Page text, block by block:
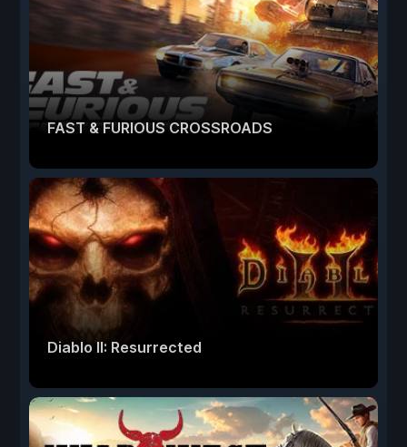
FAST & FURIOUS CROSSROADS
Diablo II: Resurrected